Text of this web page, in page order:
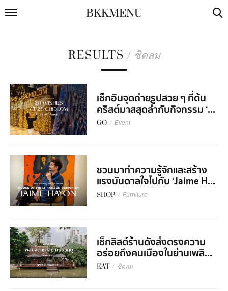
BKKMENU
RESULTS / ชิดลม
เช็กอินจุดถ่ายรูปสวย ๆ ที่ต้น
คริสต์มาสสุดล้ำกับกิจกรรม ‘...
GO / Event
ชวนมาทำความรู้จักและสร้าง
แรงบันดาลใจไปกับ ‘Jaime H...
SHOP / Furniture
เช็กลิสต์ร้านดังส่งตรงความ
อร่อยถึงคนเมืองในย่านเพลิ...
EAT / ชิดลม